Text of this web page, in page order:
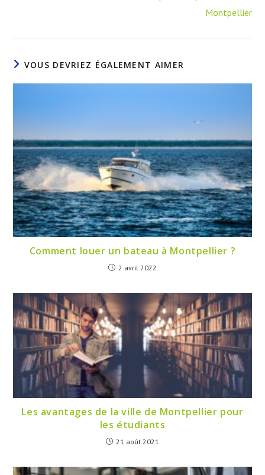
Montpellier
VOUS DEVRIEZ ÉGALEMENT AIMER
Comment louer un bateau à Montpellier ?
2 avril 2022
Les avantages de la ville de Montpellier pour
les étudiants
21 août 2021